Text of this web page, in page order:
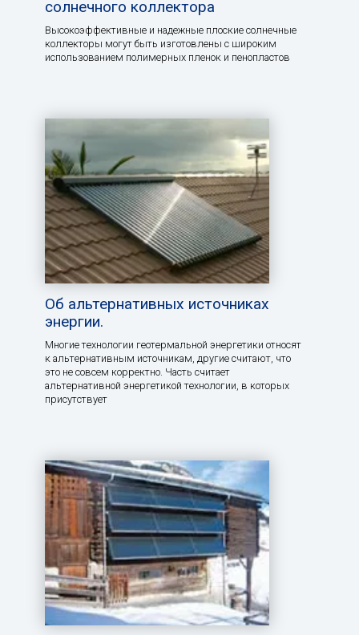
солнечного коллектора
Высокоэффективные и надежные плоские солнечные
коллекторы могут быть изготовлены с широким
использованием полимерных пленок и пенопластов
Об альтернативных источниках
энергии.
Многие технологии геотермальной энергетики относят
к альтернативным источникам, другие считают, что
это не совсем корректно. Часть считает
альтернативной энергетикой технологии, в которых
присутствует